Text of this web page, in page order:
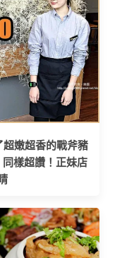
嫩超香的戰斧豬
樣超讚！正妹店